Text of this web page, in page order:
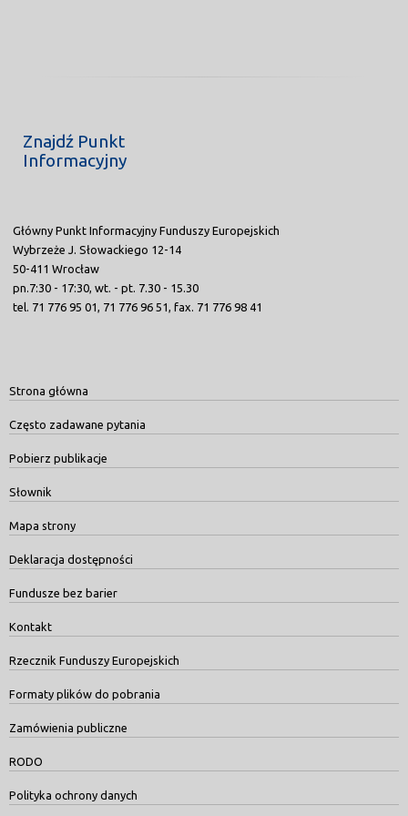
Znajdź Punkt
Informacyjny
Główny Punkt Informacyjny Funduszy Europejskich
Wybrzeże J. Słowackiego 12-14
50-411 Wrocław
pn.7:30 - 17:30, wt. - pt. 7.30 - 15.30
tel. 71 776 95 01, 71 776 96 51, fax. 71 776 98 41
Strona główna
Często zadawane pytania
Pobierz publikacje
Słownik
Mapa strony
Deklaracja dostępności
Fundusze bez barier
Kontakt
Rzecznik Funduszy Europejskich
Formaty plików do pobrania
Zamówienia publiczne
RODO
Polityka ochrony danych